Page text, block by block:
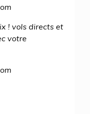
! vols directs et
votre